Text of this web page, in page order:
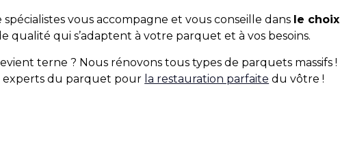
vous accompagne et vous conseille dans le choix
qualité qui s’adaptent à votre parquet et à vos besoins.
terne ? Nous rénovons tous types de parquets massifs !
experts du parquet pour la restauration parfaite du vôtre !